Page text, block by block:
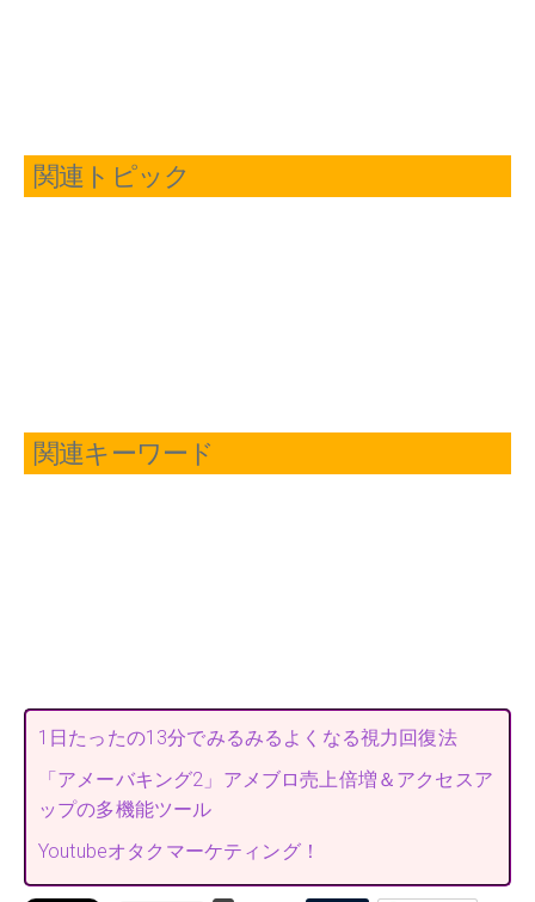
関連トピック
関連キーワード
1日たったの13分でみるみるよくなる視力回復法
「アメーバキング2」アメブロ売上倍増＆アクセスア
ップの多機能ツール
Youtubeオタクマーケティング！